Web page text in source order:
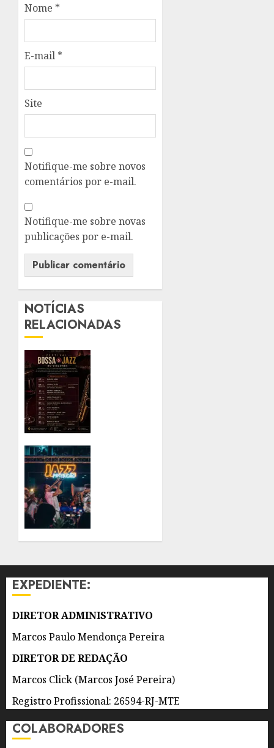
Nome *
E-mail *
Site
Notifique-me sobre novos
comentários por e-mail.
Notifique-me sobre novas
publicações por e-mail.
NOTÍCIAS
RELACIONADAS
ATRAÇÕES
6 DE
DE 2026
EXPEDIENTE:
DIRETOR ADMINISTRATIVO
Marcos Paulo Mendonça Pereira
DIRETOR DE REDAÇÃO
Marcos Click (Marcos José Pereira)
Registro Profissional: 26594-RJ-MTE
COLABORADORES